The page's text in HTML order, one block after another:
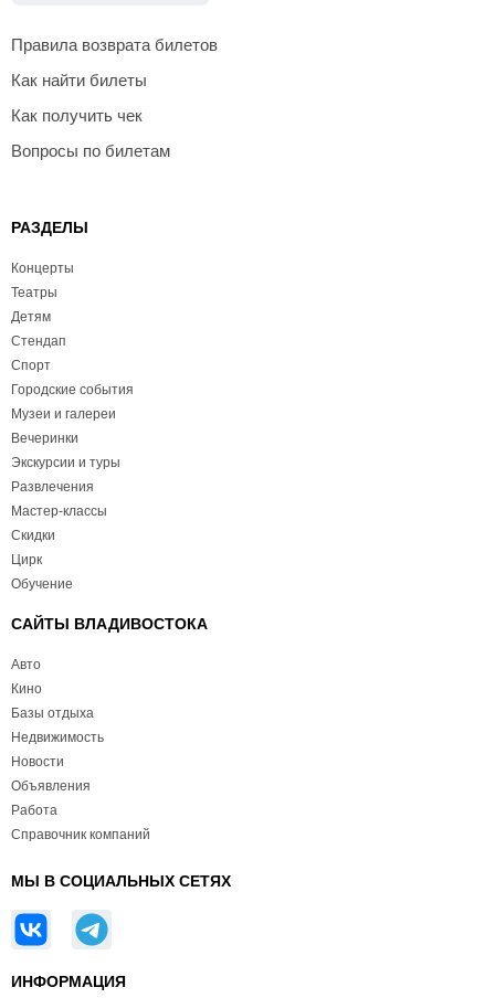
Правила возврата билетов
Как найти билеты
Как получить чек
Вопросы по билетам
РАЗДЕЛЫ
Концерты
Театры
Детям
Стендап
Спорт
Городские события
Музеи и галереи
Вечеринки
Экскурсии и туры
Развлечения
Мастер-классы
Скидки
Цирк
Обучение
САЙТЫ ВЛАДИВОСТОКА
Авто
Кино
Базы отдыха
Недвижимость
Новости
Объявления
Работа
Справочник компаний
МЫ В СОЦИАЛЬНЫХ СЕТЯХ
ИНФОРМАЦИЯ